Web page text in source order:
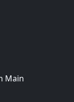
Main